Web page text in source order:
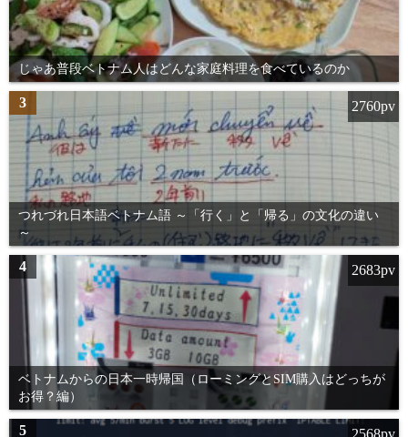
じゃあ普段ベトナム人はどんな家庭料理を食べているのか
3
つれづれ日本語ベトナム語 ～「行く」と「帰る」の文化の違い
～
2760pv
4
ベトナムからの日本一時帰国（ローミングとSIM購入はどっちが
お得？編）
2683pv
5 2568pv